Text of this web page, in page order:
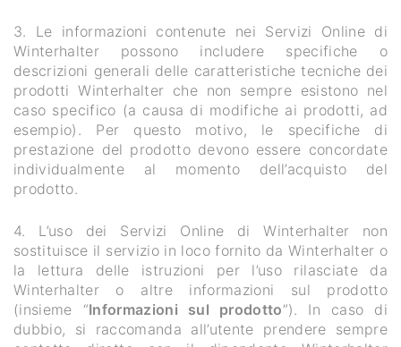
3. Le informazioni contenute nei Servizi Online di
Winterhalter possono includere specifiche o
descrizioni generali delle caratteristiche tecniche dei
prodotti Winterhalter che non sempre esistono nel
caso specifico (a causa di modifiche ai prodotti, ad
esempio). Per questo motivo, le specifiche di
prestazione del prodotto devono essere concordate
individualmente al momento dell’acquisto del
prodotto.
4. L’uso dei Servizi Online di Winterhalter non
sostituisce il servizio in loco fornito da Winterhalter o
la lettura delle istruzioni per l’uso rilasciate da
Winterhalter o altre informazioni sul prodotto
(insieme “Informazioni sul prodotto”). In caso di
dubbio, si raccomanda all’utente prendere sempre